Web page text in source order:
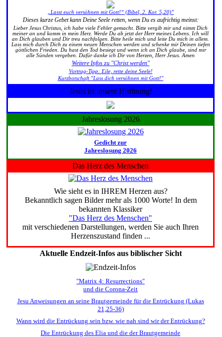
„Lasst euch versöhnen mit Gott!“ (Bibel, 2. Kor. 5,20)"
Dieses kurze Gebet kann Deine Seele retten, wenn Du es aufrichtig meinst:
Lieber Jesus Christus, ich habe viele Fehler gemacht. Bitte vergib mir und nimm Dich
meiner an und komm in mein Herz. Werde Du ab jetzt der Herr meines Lebens. Ich will
an Dich glauben und Dir treu nachfolgen. Bitte heile mich und leite Du mich in allem.
Lass mich durch Dich zu einem neuen Menschen werden und schenke mir Deinen tiefen
göttlichen Frieden. Du hast den Tod besiegt und wenn ich an Dich glaube, sind mir
alle Sünden vergeben. Dafür danke ich Dir von Herzen, Herr Jesus. Amen
Weitere Infos zu "Christ werden"
Vortrag-Tipp: Eile, rette deine Seele!
Kurzbotschaft "Lass dich versöhnen mit Gott!"
Jesus ist unsere Hoffnung!
Jahreslosung 2026
Gedicht zur
Jahreslosung 2026
Das Herz des Menschen
Wie sieht es in IHREM Herzen aus?
Bekanntlich sagen Bilder mehr als 1000 Worte! In dem
bekannten Klassiker
"Das Herz des Menschen"
mit verschiedenen Darstellungen, werden Sie auch Ihren
Herzenszustand finden ...
Aktuelle Endzeit-Infos aus biblischer Sicht
"Matrix 4: Resurrections"
und die Corona-Zeit
Jesu Anweisungen an seine Brautgemeinde für die Entrückung (Lukas
21,25-36)
Wann wird die Entrückung sein bzw. wie nah sind wir der Entrückung?
Die Entrückung des Elia und die der Brautgemeinde